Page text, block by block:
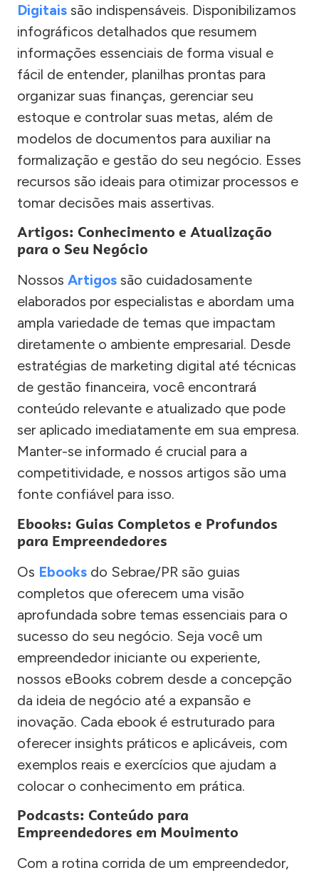
Digitais são indispensáveis. Disponibilizamos
infográficos detalhados que resumem
informações essenciais de forma visual e
fácil de entender, planilhas prontas para
organizar suas finanças, gerenciar seu
estoque e controlar suas metas, além de
modelos de documentos para auxiliar na
formalização e gestão do seu negócio. Esses
recursos são ideais para otimizar processos e
tomar decisões mais assertivas.
Artigos: Conhecimento e Atualização
para o Seu Negócio
Nossos Artigos são cuidadosamente
elaborados por especialistas e abordam uma
ampla variedade de temas que impactam
diretamente o ambiente empresarial. Desde
estratégias de marketing digital até técnicas
de gestão financeira, você encontrará
conteúdo relevante e atualizado que pode
ser aplicado imediatamente em sua empresa.
Manter-se informado é crucial para a
competitividade, e nossos artigos são uma
fonte confiável para isso.
Ebooks: Guias Completos e Profundos
para Empreendedores
Os Ebooks do Sebrae/PR são guias
completos que oferecem uma visão
aprofundada sobre temas essenciais para o
sucesso do seu negócio. Seja você um
empreendedor iniciante ou experiente,
nossos eBooks cobrem desde a concepção
da ideia de negócio até a expansão e
inovação. Cada ebook é estruturado para
oferecer insights práticos e aplicáveis, com
exemplos reais e exercícios que ajudam a
colocar o conhecimento em prática.
Podcasts: Conteúdo para
Empreendedores em Movimento
Com a rotina corrida de um empreendedor,